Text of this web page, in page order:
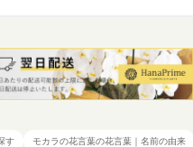
す モカラの花言葉の花言葉｜名前の由来